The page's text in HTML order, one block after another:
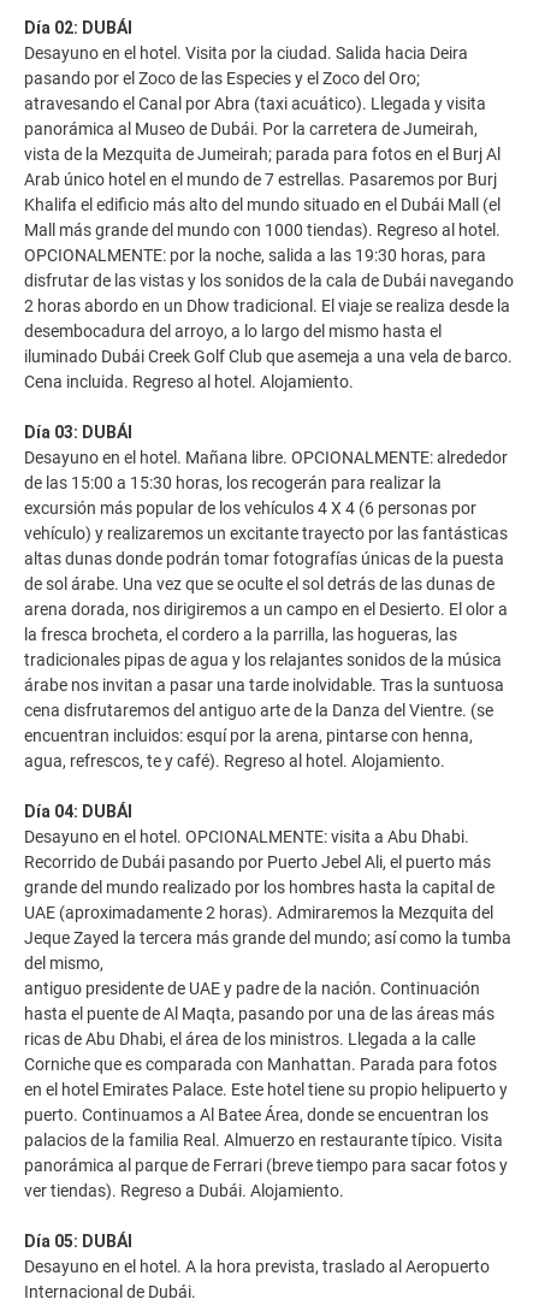
Día 02: DUBÁI
Desayuno en el hotel. Visita por la ciudad. Salida hacia Deira
pasando por el Zoco de las Especies y el Zoco del Oro;
atravesando el Canal por Abra (taxi acuático). Llegada y visita
panorámica al Museo de Dubái. Por la carretera de Jumeirah,
vista de la Mezquita de Jumeirah; parada para fotos en el Burj Al
Arab único hotel en el mundo de 7 estrellas. Pasaremos por Burj
Khalifa el edificio más alto del mundo situado en el Dubái Mall (el
Mall más grande del mundo con 1000 tiendas). Regreso al hotel.
OPCIONALMENTE: por la noche, salida a las 19:30 horas, para
disfrutar de las vistas y los sonidos de la cala de Dubái navegando
2 horas abordo en un Dhow tradicional. El viaje se realiza desde la
desembocadura del arroyo, a lo largo del mismo hasta el
iluminado Dubái Creek Golf Club que asemeja a una vela de barco.
Cena incluida. Regreso al hotel. Alojamiento.
Día 03: DUBÁI
Desayuno en el hotel. Mañana libre. OPCIONALMENTE: alrededor
de las 15:00 a 15:30 horas, los recogerán para realizar la
excursión más popular de los vehículos 4 X 4 (6 personas por
vehículo) y realizaremos un excitante trayecto por las fantásticas
altas dunas donde podrán tomar fotografías únicas de la puesta
de sol árabe. Una vez que se oculte el sol detrás de las dunas de
arena dorada, nos dirigiremos a un campo en el Desierto. El olor a
la fresca brocheta, el cordero a la parrilla, las hogueras, las
tradicionales pipas de agua y los relajantes sonidos de la música
árabe nos invitan a pasar una tarde inolvidable. Tras la suntuosa
cena disfrutaremos del antiguo arte de la Danza del Vientre. (se
encuentran incluidos: esquí por la arena, pintarse con henna,
agua, refrescos, te y café). Regreso al hotel. Alojamiento.
Día 04: DUBÁI
Desayuno en el hotel. OPCIONALMENTE: visita a Abu Dhabi.
Recorrido de Dubái pasando por Puerto Jebel Ali, el puerto más
grande del mundo realizado por los hombres hasta la capital de
UAE (aproximadamente 2 horas). Admiraremos la Mezquita del
Jeque Zayed la tercera más grande del mundo; así como la tumba
del mismo,
antiguo presidente de UAE y padre de la nación. Continuación
hasta el puente de Al Maqta, pasando por una de las áreas más
ricas de Abu Dhabi, el área de los ministros. Llegada a la calle
Corniche que es comparada con Manhattan. Parada para fotos
en el hotel Emirates Palace. Este hotel tiene su propio helipuerto y
puerto. Continuamos a Al Batee Área, donde se encuentran los
palacios de la familia Real. Almuerzo en restaurante típico. Visita
panorámica al parque de Ferrari (breve tiempo para sacar fotos y
ver tiendas). Regreso a Dubái. Alojamiento.
Día 05: DUBÁI
Desayuno en el hotel. A la hora prevista, traslado al Aeropuerto
Internacional de Dubái.